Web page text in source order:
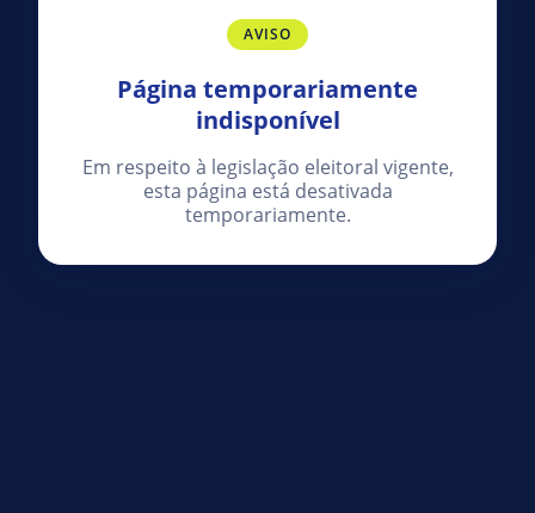
AVISO
Página temporariamente
indisponível
Em respeito à legislação eleitoral vigente,
esta página está desativada
temporariamente.